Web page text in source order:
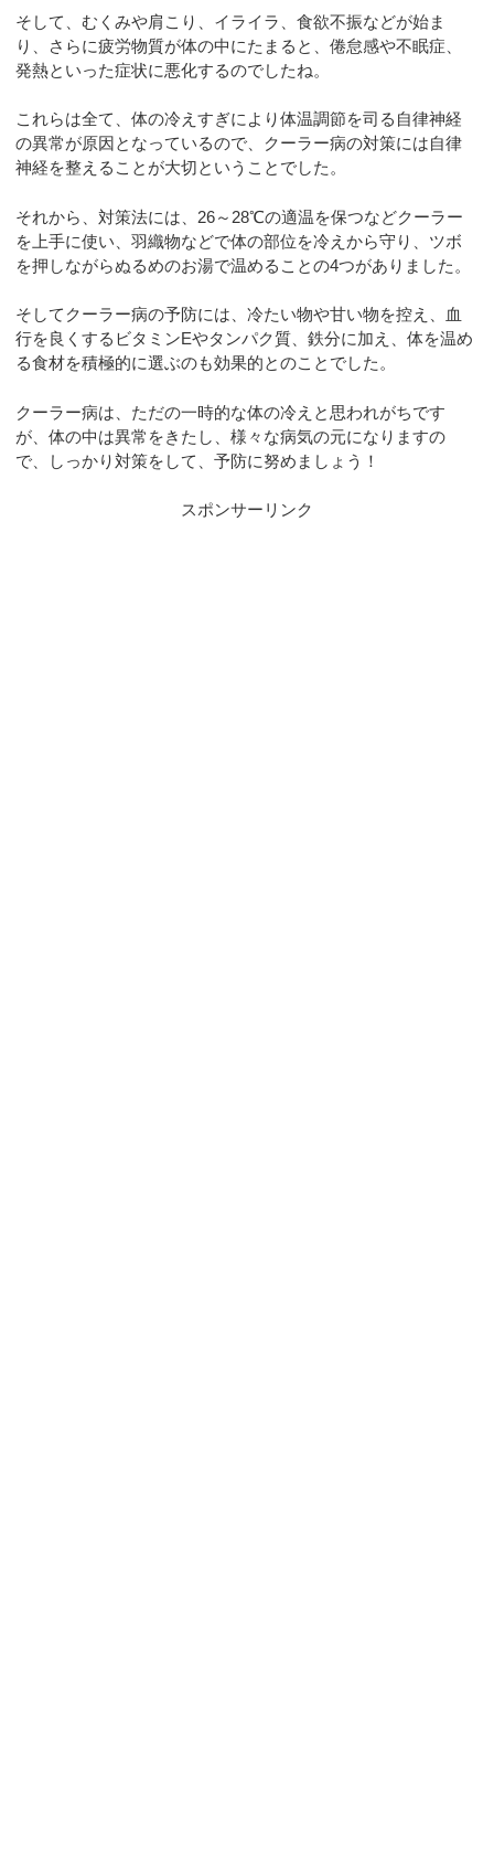
そして、むくみや肩こり、イライラ、食欲不振などが始ま
り、さらに疲労物質が体の中にたまると、倦怠感や不眠症、
発熱といった症状に悪化するのでしたね。
これらは全て、体の冷えすぎにより体温調節を司る自律神経
の異常が原因となっているので、クーラー病の対策には自律
神経を整えることが大切ということでした。
それから、対策法には、26～28℃の適温を保つなどクーラー
を上手に使い、羽織物などで体の部位を冷えから守り、ツボ
を押しながらぬるめのお湯で温めることの4つがありました。
そしてクーラー病の予防には、冷たい物や甘い物を控え、血
行を良くするビタミンEやタンパク質、鉄分に加え、体を温め
る食材を積極的に選ぶのも効果的とのことでした。
クーラー病は、ただの一時的な体の冷えと思われがちです
が、体の中は異常をきたし、様々な病気の元になりますの
で、しっかり対策をして、予防に努めましょう！
スポンサーリンク